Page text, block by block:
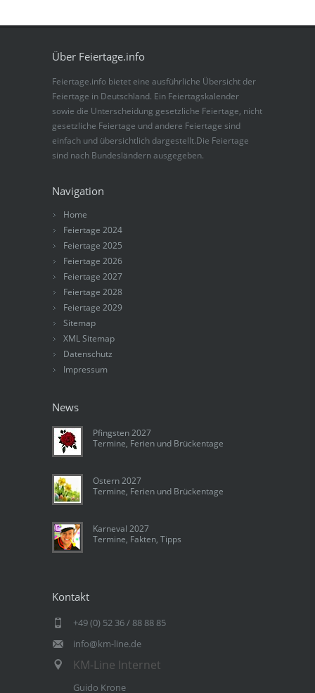
Über Feiertage.info
Feiertage.info bietet eine ausführliche Übersicht der
Feiertage in Deutschland. Ein Feiertagskalender
sowie die Unterscheidung gesetzliche Feiertage, nicht
gesetzliche Feiertage und andere Feiertage sind
einfach und übersichtlich dargestellt.Die Feiertage
sind nach Bundesländern ausgegeben.
Navigation
Home
Feiertage 2024
Feiertage 2025
Feiertage 2026
Feiertage 2027
Feiertage 2028
Feiertage 2029
Sitemap
XML Sitemap
Datenschutz
Impressum
News
Pfingsten 2027
Termine, Ferien und Brückentage
Ostern 2027
Termine, Ferien und Brückentage
Karneval 2027
Termine, Fakten, Tipps
Kontakt
+49 (0) 52 36 / 88 88 85
info@km-line.de
KM-Line Internet
Guido Krone